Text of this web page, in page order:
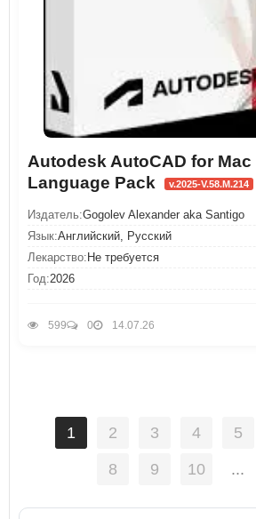
Autodesk AutoCAD for Mac
Language Pack
v.2025-V.58.M.214
Издатель:Gogolev Alexander aka Santigo
Язык:Английский, Русский
Лекарство: Не требуется
Год:2026
599 0 14.07.26
1 2 3 4 5
8 9 10 ...